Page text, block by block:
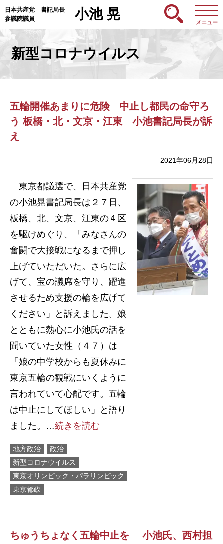
日本共産党 書記局長
参議院議員
小池 晃
メニュー
新型コロナウイルス
五輪開催あまりに危険 中止し都民の命守ろ
う 板橋・北・文京・江東 小池書記局長が訴
え
2021年06月28日
東京都議選で、日本共産党
の小池晃書記局長は２７日、
板橋、北、文京、江東の４区
を駆けめぐり、「みなさんの
奮闘で大接戦になるまで押し
上げていただいた。さらに広
げて、宝の議席を守り、躍進
させるため支援の輪を広げて
ください」と訴えました。娘
とともに熱心に小池氏の話を
聞いていた女性（４７）は
「娘の中学校からも夏休みに
東京五輪の観戦にいくように
言われていて心配です。五輪
は中止にしてほしい」と語り
ました。…続きを読む
地方政治
政治
新型コロナウイルス
東京オリンピック・パラリンピック
東京都政
ちゅうちょなく五輪中止を 小池氏、西村担